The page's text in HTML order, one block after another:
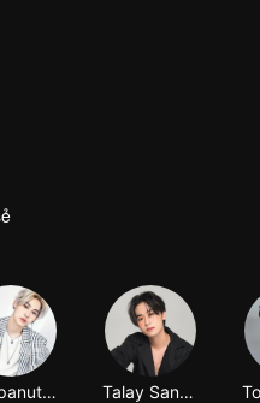
Noppanut Guntachai
Talay Sanguandikul